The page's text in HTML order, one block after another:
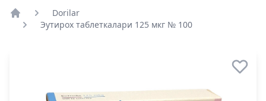
Bosh sahifa
Dorilar
Эутирох таблеткалари 125 мкг № 100